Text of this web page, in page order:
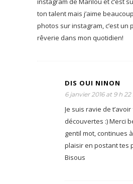
ton talent mais j’aime
photos sur instagram, c’est un
rêverie dans mon quotidien!
DIS OUI NINON
6 janvier 2016 at 9 h
Je suis ravie de
découvertes :) Merci
gentil mot, continues
plaisir en postant tes
Bisous